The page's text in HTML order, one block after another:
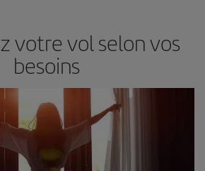
votre vol selon vos
besoins